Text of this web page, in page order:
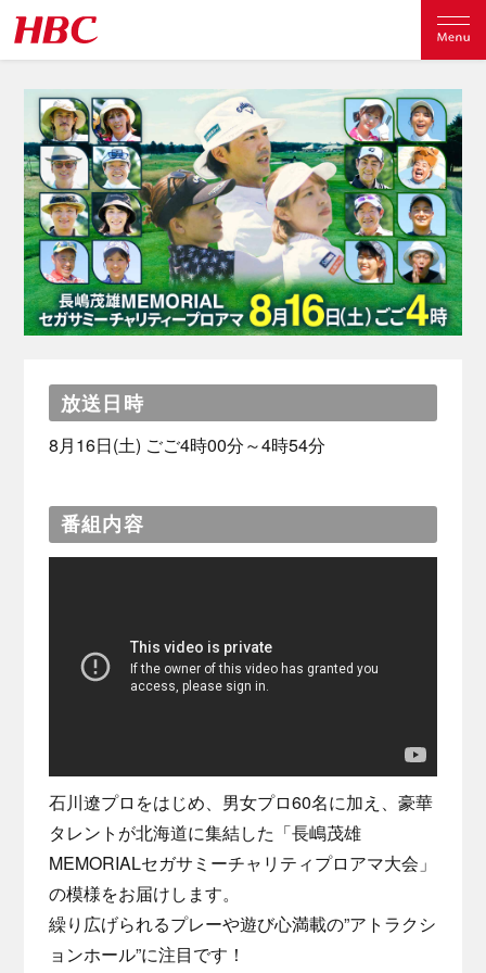
放送日時
8月16日(土) ごご4時00分～4時54分
番組内容
石川遼プロをはじめ、男女プロ60名に加え、豪華
タレントが北海道に集結した「長嶋茂雄
MEMORIALセガサミーチャリティプロアマ大会」
の模様をお届けします。
繰り広げられるプレーや遊び心満載の”アトラクシ
ョンホール”に注目です！